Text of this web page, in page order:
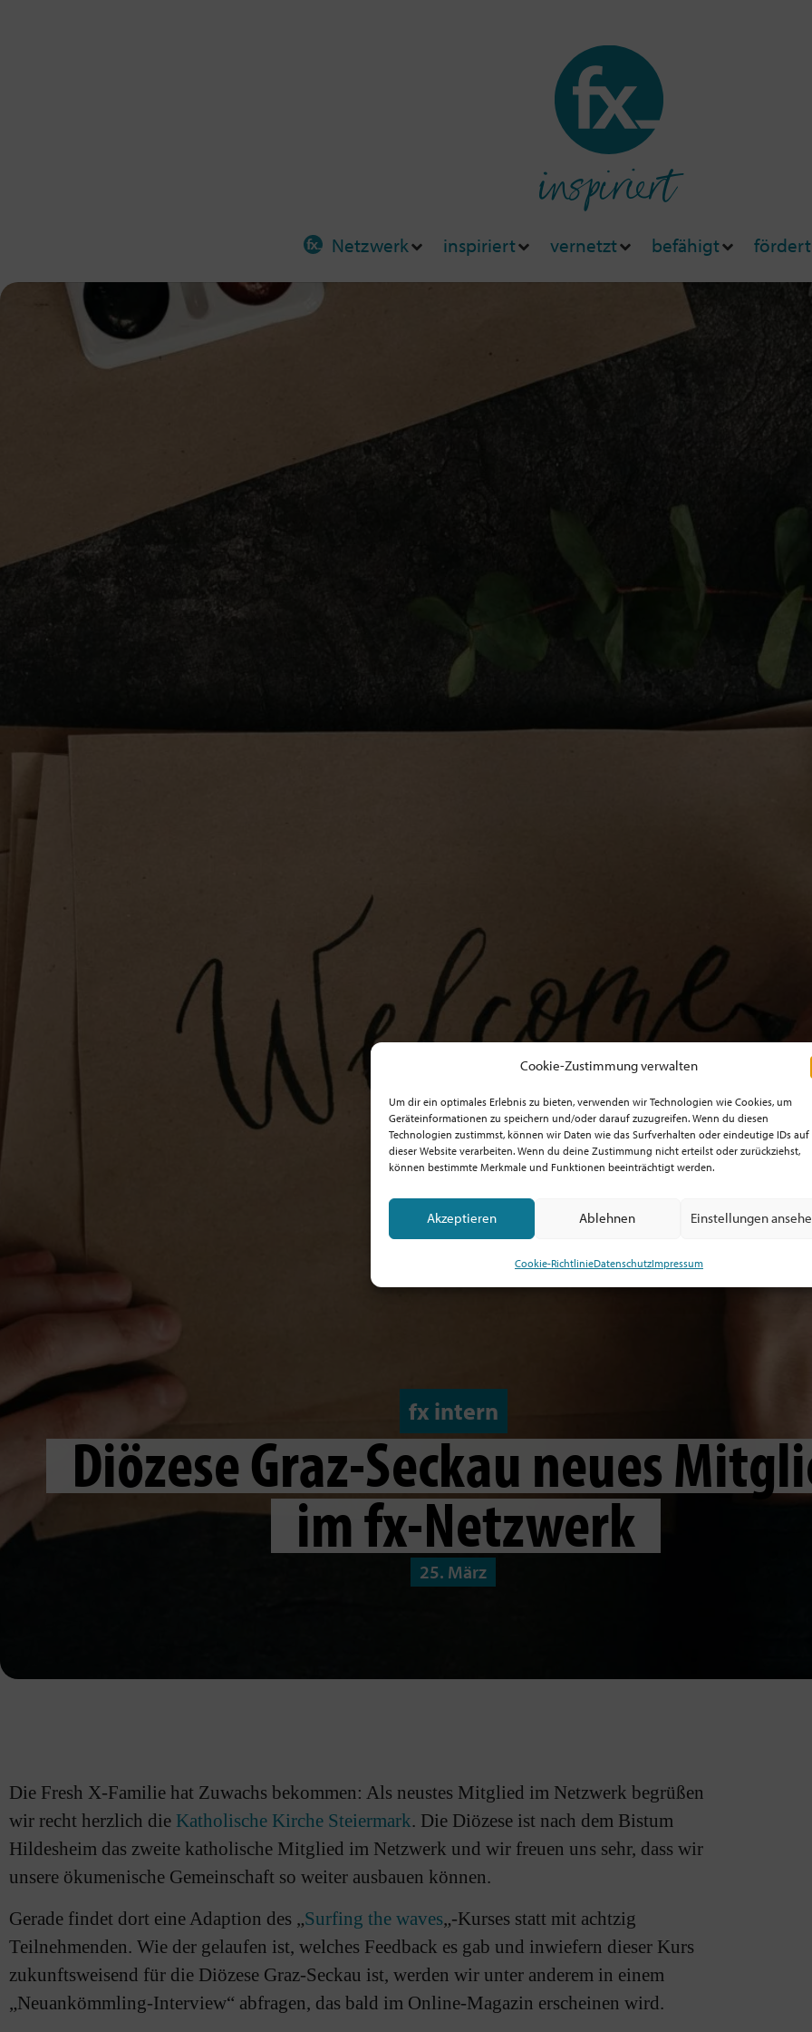
Cookie-Zustimmung verwalten
Um dir ein optimales Erlebnis zu bieten, verwenden wir Technologien wie Cookies, um
Geräteinformationen zu speichern und/oder darauf zuzugreifen. Wenn du diesen
Technologien zustimmst, können wir Daten wie das Surfverhalten oder eindeutige IDs auf
dieser Website verarbeiten. Wenn du deine Zustimmung nicht erteilst oder zurückziehst,
können bestimmte Merkmale und Funktionen beeinträchtigt werden.
Akzeptieren Ablehnen Einstellungen
Cookie-RichtlinieDatenschutzImpressum
inspiriert
Netzwerk inspiriert vernetzt befähigt fördert
fx intern
Diözese Graz-Seckau neues
im fx-Netzwerk
25. März
Die Fresh X-Familie hat Zuwachs bekommen: Als neustes Mitglied im Netzwerk begrüßen
wir recht herzlich die Katholische Kirche Steiermark. Die Diözese ist nach dem Bistum
Hildesheim das zweite katholische Mitglied im Netzwerk und wir freuen uns sehr, dass wir
unsere ökumenische Gemeinschaft so weiter ausbauen können.
Gerade findet dort eine Adaption des „Surfing the waves„-Kurses statt mit achtzig
Teilnehmenden. Wie der gelaufen ist, welches Feedback es gab und inwiefern dieser Kurs
zukunftsweisend für die Diözese Graz-Seckau ist, werden wir unter anderem in einem
„Neuankömmling-Interview“ abfragen, das bald im Online-Magazin erscheinen wird.